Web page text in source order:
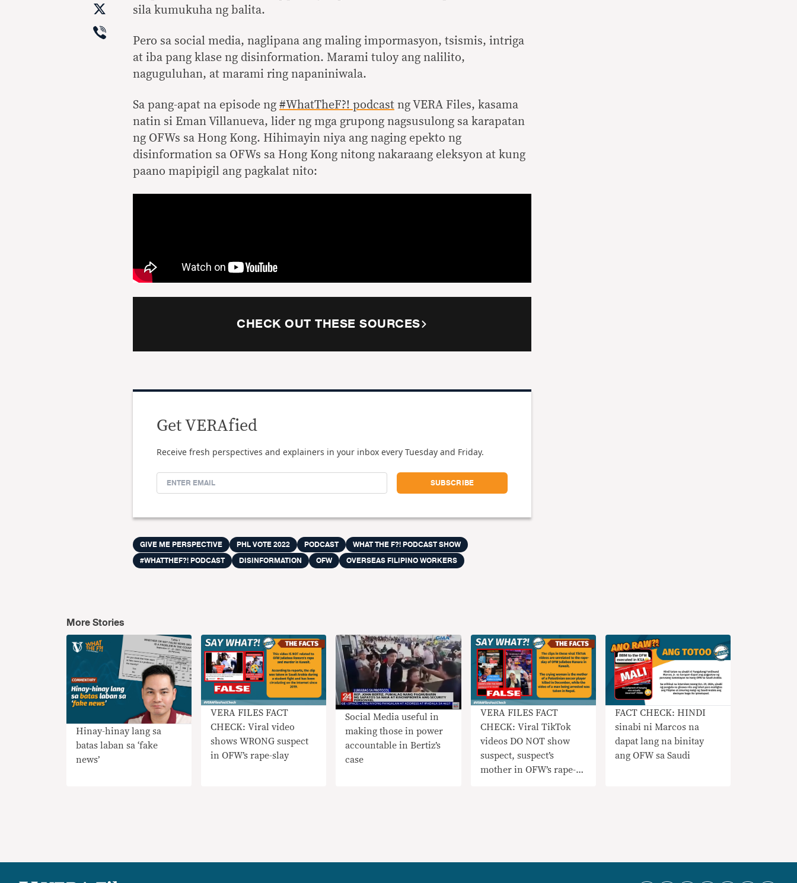
Viber
sila kumukuha ng balita.
Pero sa social media, naglipana ang maling impormasyon, tsismis, intriga
at iba pang klase ng disinformation. Marami tuloy ang nalilito,
naguguluhan, at marami ring napaniniwala.
Sa pang-apat na episode ng #WhatTheF?! podcast ng VERA Files, kasama
natin si Eman Villanueva, lider ng mga grupong nagsusulong sa karapatan
ng OFWs sa Hong Kong. Hihimayin niya ang naging epekto ng
disinformation sa OFWs sa Hong Kong nitong nakaraang eleksyon at kung
paano mapipigil ang pagkalat nito:
CHECK OUT THESE SOURCES
Get VERAfied
Receive fresh perspectives and explainers in your inbox every Tuesday and Friday.
GIVE ME PERSPECTIVE PHL VOTE 2022 PODCAST
WHAT THE F?! PODCAST SHOW
#WHATTHEF?! PODCAST
DISINFORMATION OFW OVERSEAS FILIPINO WORKERS
More Stories
Hinay-hinay lang sa
batas laban sa ‘fake
news’
VERA FILES FACT
CHECK: Viral video
shows WRONG suspect
in OFW’s rape-slay
Social Media useful in
making those in power
accountable in Bertiz’s
case
VERA FILES FACT
CHECK: Viral TikTok
videos DO NOT show
suspect, suspect’s
mother in OFW’s rape-
FACT CHECK: HINDI
sinabi ni Marcos na
dapat lang na binitay
ang OFW sa Saudi